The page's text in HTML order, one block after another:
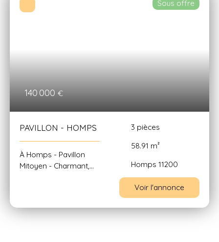
140 000 €
Sous offre
PAVILLON - HOMPS
À Homps - Pavillon
Mitoyen - Charmant,
maison mitoyenne de
3 pièces
58.91 m²
Homps 11200
Voir l'annonce